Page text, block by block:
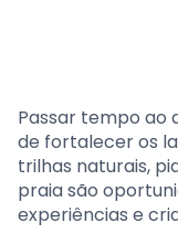
Passar tempo ao
de fortalecer os
trilhas naturais,
praia são
experiências e